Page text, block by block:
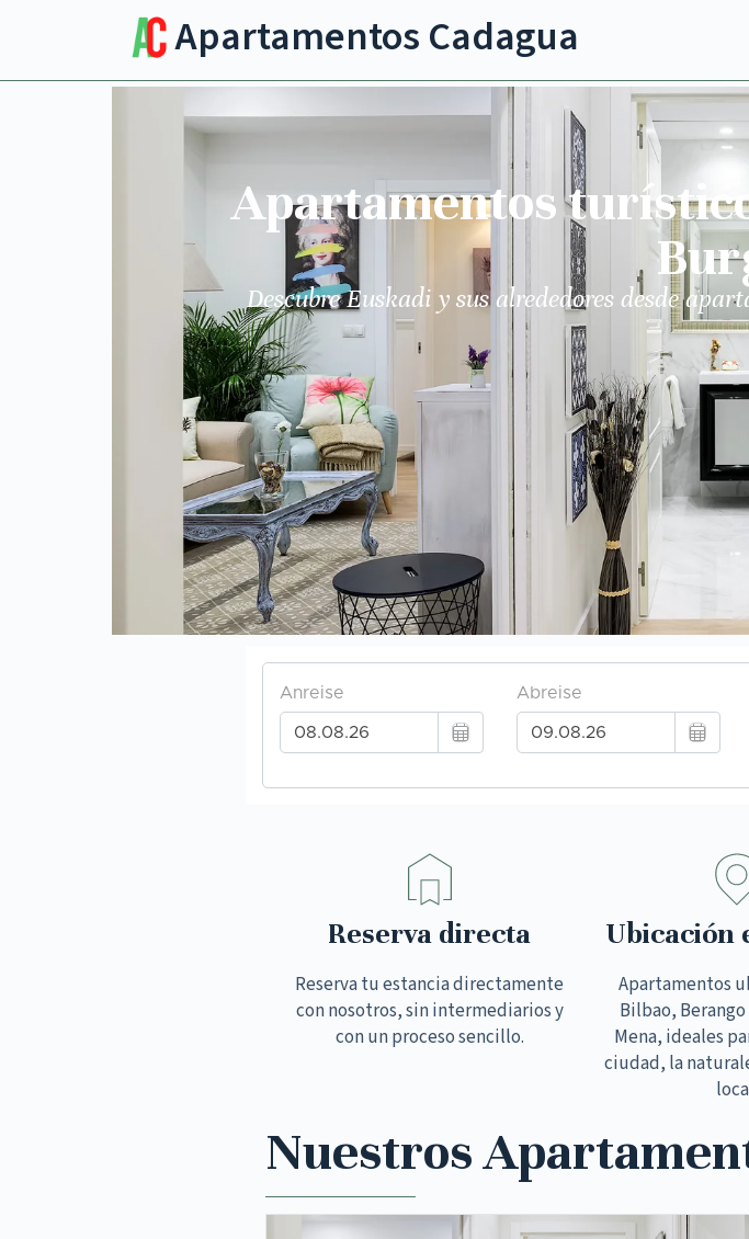
Apartamentos Cadagua
Apartamentos
Descubre Euskadi y sus alrededores desde
Reserva directa
Reserva tu estancia directamente
con nosotros, sin intermediarios y
con un proceso sencillo.
Ubicación
Apartamentos
Bilbao,
Mena, ideales
ciudad, la
Nuestros